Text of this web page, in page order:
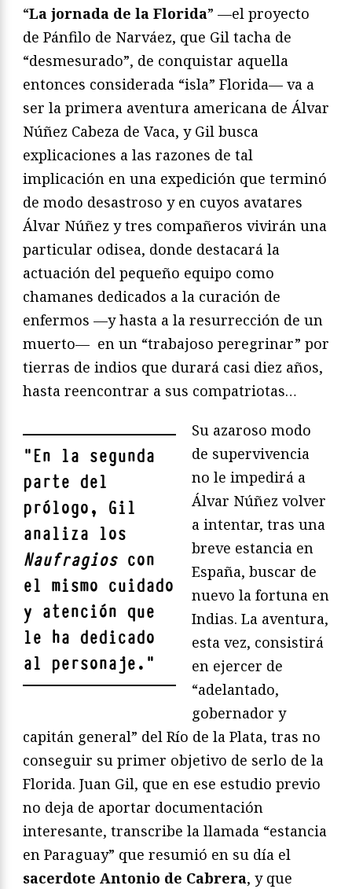
“La jornada de la Florida” —el proyecto
de Pánfilo de Narváez, que Gil tacha de
“desmesurado”, de conquistar aquella
entonces considerada “isla” Florida— va a
ser la primera aventura americana de Álvar
Núñez Cabeza de Vaca, y Gil busca
explicaciones a las razones de tal
implicación en una expedición que terminó
de modo desastroso y en cuyos avatares
Álvar Núñez y tres compañeros vivirán una
particular odisea, donde destacará la
actuación del pequeño equipo como
chamanes dedicados a la curación de
enfermos —y hasta a la resurrección de un
muerto— en un “trabajoso peregrinar” por
tierras de indios que durará casi diez años,
hasta reencontrar a sus compatriotas…
"En la segunda
parte del
prólogo, Gil
analiza los
Naufragioscon
el mismo cuidado
y atención que
le ha dedicado
al personaje. "
Su azaroso modo
de supervivencia
no le impedirá a
Álvar Núñez volver
a intentar, tras una
breve estancia en
España, buscar de
nuevo la fortuna en
Indias. La aventura,
esta vez, consistirá
en ejercer de
“adelantado,
gobernador y
capitán general” del Río de la Plata, tras no
conseguir su primer objetivo de serlo de la
Florida. Juan Gil, que en ese estudio previo
no deja de aportar documentación
interesante, transcribe la llamada “estancia
en Paraguay” que resumió en su día el
sacerdote Antonio de Cabrera, y que